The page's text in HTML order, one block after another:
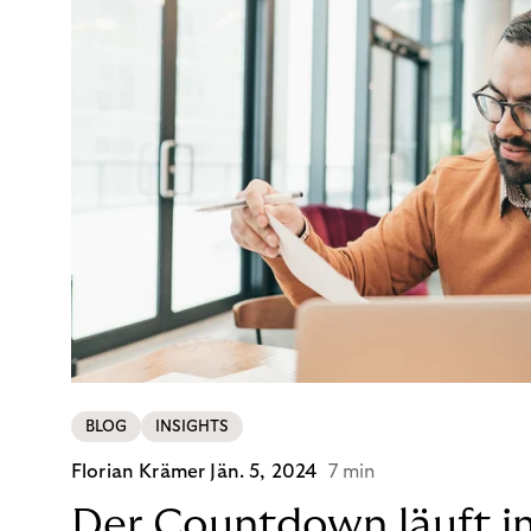
BLOG INSIGHTS
Florian Krämer Jän. 5, 2024 7 min